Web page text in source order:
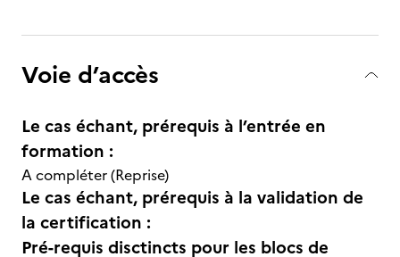
Voie d’accès
Le cas échant, prérequis à l’entrée en
formation :
A compléter (Reprise)
Le cas échant, prérequis à la validation de
la certification :
Pré-requis disctincts pour les blocs de